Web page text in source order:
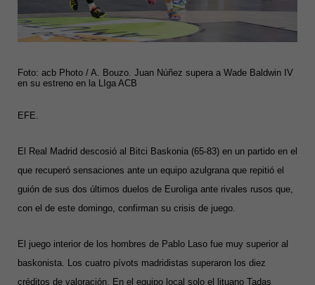
Foto: acb Photo / A. Bouzo. Juan Núñez supera a Wade Baldwin IV
en su estreno en la LIga ACB
EFE.
El Real Madrid descosió al Bitci Baskonia (65-83) en un partido en el
que recuperó sensaciones ante un equipo azulgrana que repitió el
guión de sus dos últimos duelos de Euroliga ante rivales rusos que,
con el de este domingo, confirman su crisis de juego.
El juego interior de los hombres de Pablo Laso fue muy superior al
baskonista. Los cuatro pívots madridistas superaron los diez
créditos de valoración.
En el equipo local solo el lituano Tadas